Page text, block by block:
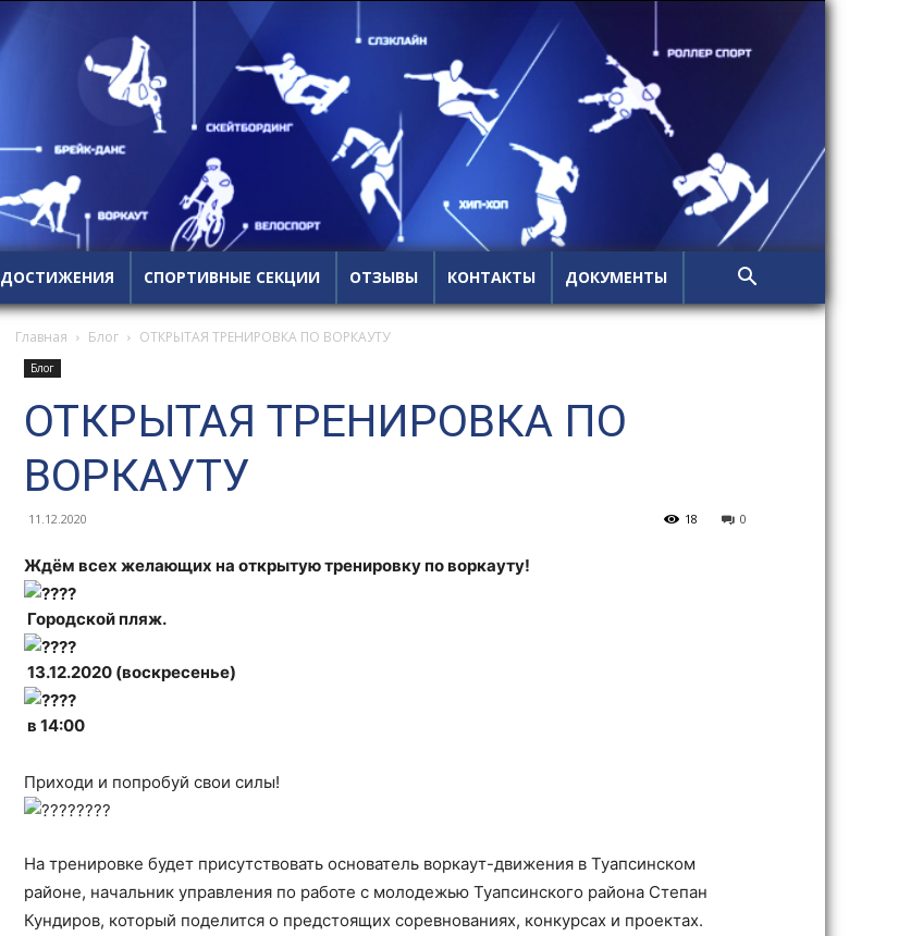
ДОСТИЖЕНИЯ СПОРТИВНЫЕ СЕКЦИИ ОТЗЫВЫ КОНТАКТЫ ДОКУМЕНТЫ
Главная Блог ОТКРЫТАЯ ТРЕНИРОВКА ПО ВОРКАУТУ
Блог
ОТКРЫТАЯ ТРЕНИРОВКА ПО
ВОРКАУТУ
11.12.2020 0
18
Ждём всех желающих на открытую тренировку по воркауту!
Городской пляж.
13.12.2020 (воскресенье)
в 14:00
Приходи и попробуй свои силы!
На тренировке будет присутствовать основатель воркаут-движения в Туапсинском
районе, начальник управления по работе с молодежью Туапсинского района Степан
Кундиров, который поделится о предстоящих соревнованиях, конкурсах и проектах.